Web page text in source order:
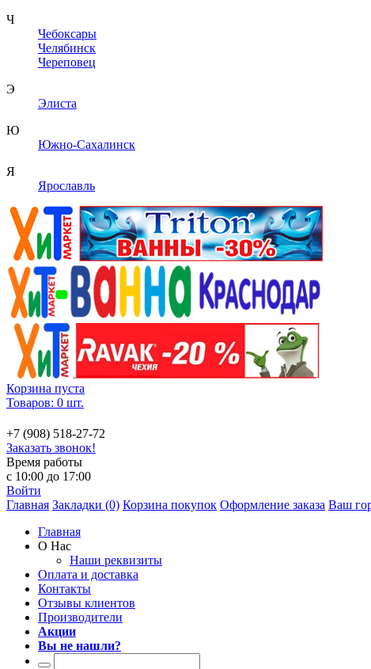
Ч
Чебоксары
Челябинск
Череповец
Э
Элиста
Ю
Южно-Сахалинск
Я
Ярославль
Корзина пуста
Товаров: 0 шт.
+7 (908) 518-27-72
Заказать звонок!
Время работы
с 10:00 до 17:00
Войти
Главная Закладки (0) Корзина покупок Оформление заказа Ваш
Главная
О Нас
Наши реквизиты
Оплата и доставка
Контакты
Отзывы клиентов
Производители
Акции
Вы не нашли?